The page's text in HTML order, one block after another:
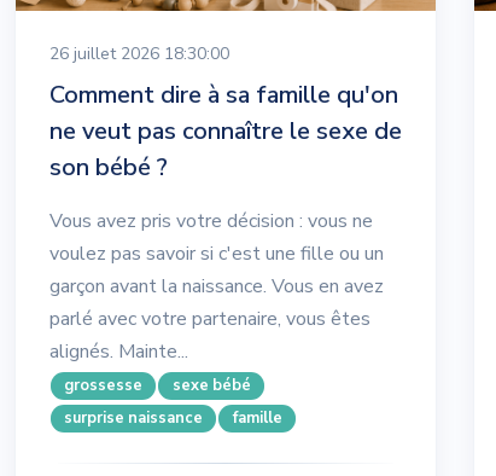
26 juillet 2026 18:30:00
Comment dire à sa famille qu'on
ne veut pas connaître le sexe de
son bébé ?
Vous avez pris votre décision : vous ne
voulez pas savoir si c'est une fille ou un
garçon avant la naissance. Vous en avez
parlé avec votre partenaire, vous êtes
alignés. Mainte...
grossesse
sexe bébé
surprise naissance
famille